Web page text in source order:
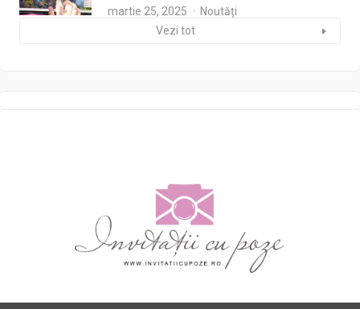
martie 25, 2025
Noutăți
Vezi tot